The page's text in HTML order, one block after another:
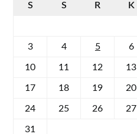
S S R K
3 4 5 6
10 11 12 13
17 18 19 20
24 25 26 27
31